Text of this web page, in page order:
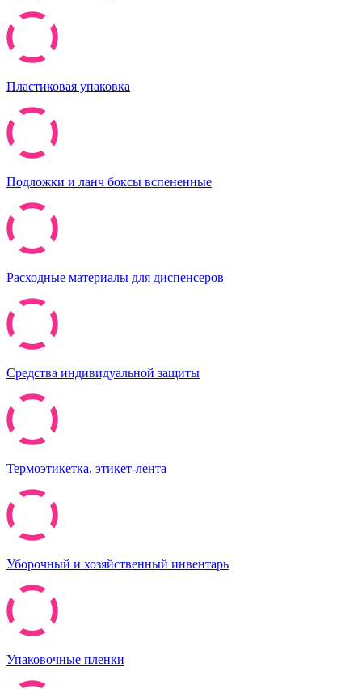
Пластиковая упаковка
Подложки и ланч боксы вспененные
Расходные материалы для диспенсеров
Средства индивидуальной защиты
Термоэтикетка, этикет-лента
Уборочный и хозяйственный инвентарь
Упаковочные пленки